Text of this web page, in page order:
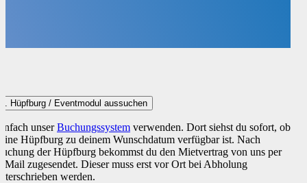
1. Hüpfburg / Eventmodul aussuchen
unserBuchungssystem verwenden. Dort siehst du sofort, ob
Hüpfburg zu deinem Wunschdatum verfügbar ist. Nach
der Hüpfburg bekommst du den Mietvertrag von uns per
Mail zugesendet. Dieser muss erst vor Ort bei Abholung
werden.